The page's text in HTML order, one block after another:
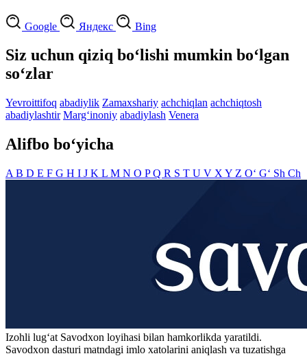
Google Яндекс Bing
Siz uchun qiziq bo‘lishi mumkin bo‘lgan
so‘zlar
Yevroittifoq abadiylik Zamaxshariy achchiqlan achchiqtosh
abadiylashtir Marg‘inoniy abadiylash Venera
Alifbo bo‘yicha
A B D E F G H I J K L M N O PQ R S T U V X Y Z O‘ G‘ Sh Ch
Izohli lugʻat Savodxon loyihasi bilan hamkorlikda yaratildi.
Savodxon dasturi matndagi imlo xatolarini aniqlash va tuzatishga